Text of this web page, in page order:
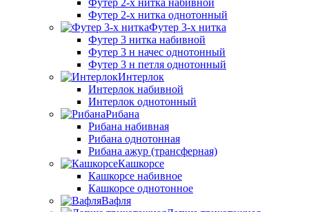
Футер 2-х нитка набивной
Футер 2-х нитка однотонный
Футер 3-х нитка
Футер 3 нитка набивной
Футер 3 н начес однотонный
Футер 3 н петля однотонный
Интерлок
Интерлок набивной
Интерлок однотонный
Рибана
Рибана набивная
Рибана однотонная
Рибана ажур (трансферная)
Кашкорсе
Кашкорсе набивное
Кашкорсе однотонное
Вафля